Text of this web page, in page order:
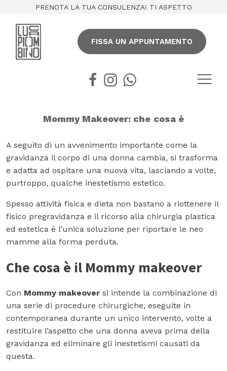
PRENOTA LA TUA CONSULENZA! TI ASPETTO
FISSA UN APPUNTAMENTO
Mommy Makeover: che cosa è
A seguito di un avvenimento importante come la
gravidanza il corpo di una donna cambia, si trasforma
e adatta ad ospitare una nuova vita, lasciando a volte,
purtroppo, qualche inestetismo estetico.
Spesso attività fisica e dieta non bastano a riottenere il
fisico pregravidanza e il ricorso alla chirurgia plastica
ed estetica è l’unica soluzione per riportare le neo
mamme alla forma perduta.
Che cosa è il Mommy makeover
Con Mommy makeover si intende la combinazione di
una serie di procedure chirurgiche, eseguite in
contemporanea durante un unico intervento, volte a
restituire l’aspetto che una donna aveva prima della
gravidanza ed eliminare gli inestetismi causati da
questa.